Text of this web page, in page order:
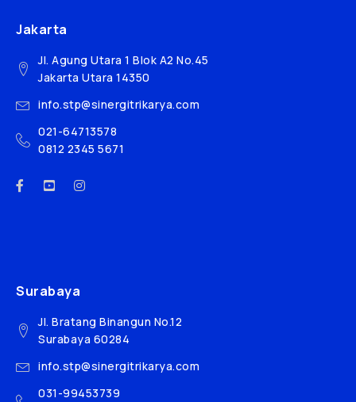
Jakarta
Jl. Agung Utara 1 Blok A2 No.45
Jakarta Utara 14350
info.stp@sinergitrikarya.com
021-64713578
0812 2345 5671
Surabaya
Jl. Bratang Binangun No.12
Surabaya 60284
info.stp@sinergitrikarya.com
031-99453739